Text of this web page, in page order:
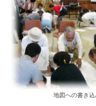
地図への書き